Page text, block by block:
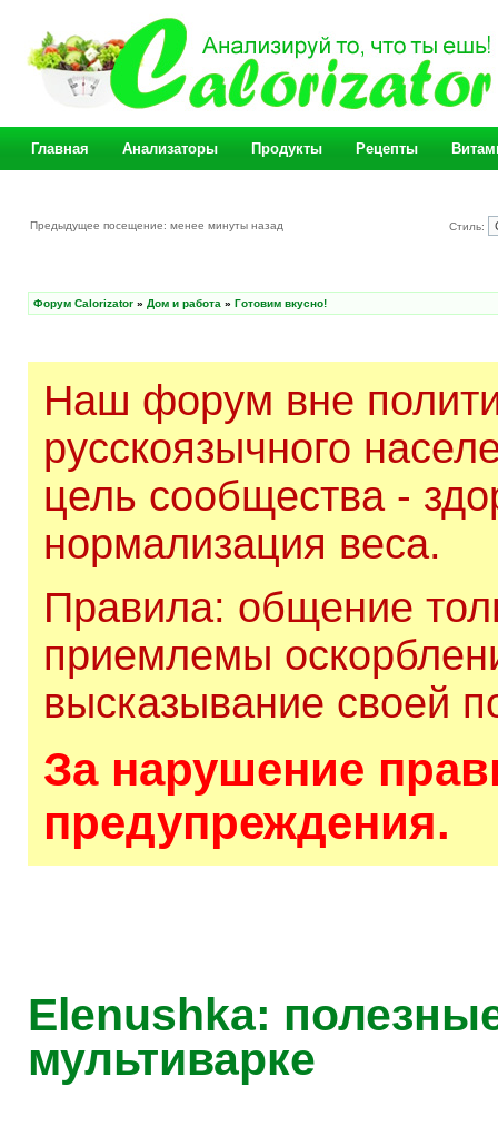
Главная Анализаторы Продукты Рецепты
Предыдущее посещение: менее минуты назад Стиль:
Форум Calorizator » Дом и работа » Готовим вкусно!
Наш форум вне
русскоязычного
цель сообщества -
нормализация веса.
Правила: общение
приемлемы
высказывание своей
За нарушение
предупреждения.
Elenushka:
мультиварке